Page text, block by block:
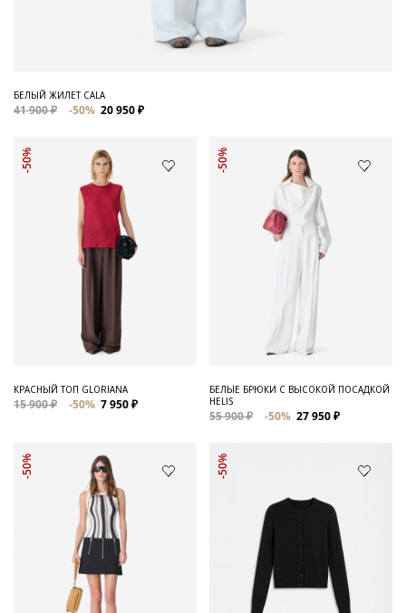
БЕЛЫЙ ЖИЛЕТ CALA
41 900 ₽ -50% 20 950 ₽
-50%
КРАСНЫЙ ТОП GLORIANA
15 900 ₽ -50% 7 950 ₽
-50%
БЕЛЫЕ БРЮКИ С ВЫСОКОЙ ПОСАДКОЙ
HELIS
55 900 ₽ -50% 27 950 ₽
-50% -50%